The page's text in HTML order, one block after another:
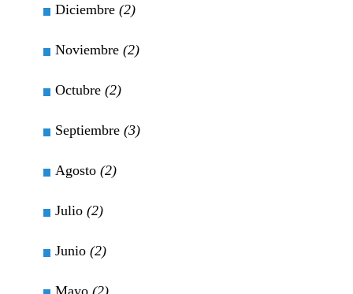
Diciembre (2)
Noviembre (2)
Octubre (2)
Septiembre (3)
Agosto (2)
Julio (2)
Junio (2)
Mayo (2)